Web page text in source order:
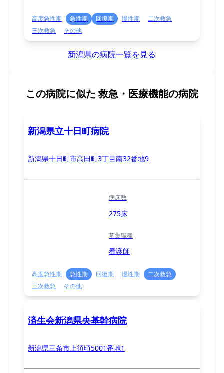
高度急性期 急性期 回復期 慢性期
二次救急
三次救急
その他
新潟県の病院一覧を見る
この病院に似た 救急・医療機能の病院
新潟県立十日町病院
新潟県十日町市高田町3丁目南32番地9
病床数
275床
募集職種
看護師
高度急性期 急性期 回復期 慢性期
二次救急
三次救急
その他
済生会新潟県央基幹病院
新潟県三条市上須頃5001番地1